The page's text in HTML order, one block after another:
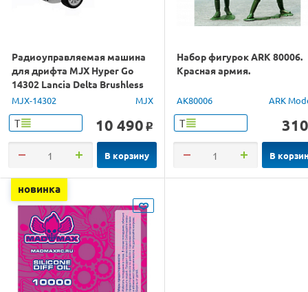
Радиоуправляемая машина
для дрифта MJX Hyper Go
14302 Lancia Delta Brushless
4WD 2.4G LED 1/14 RTR
MJX-14302 MJX
Т 10 490 o
В корзину
Набор фигурок ARK 80006.
Красная армия.
AK80006 ARK
Т 310
В
новинка